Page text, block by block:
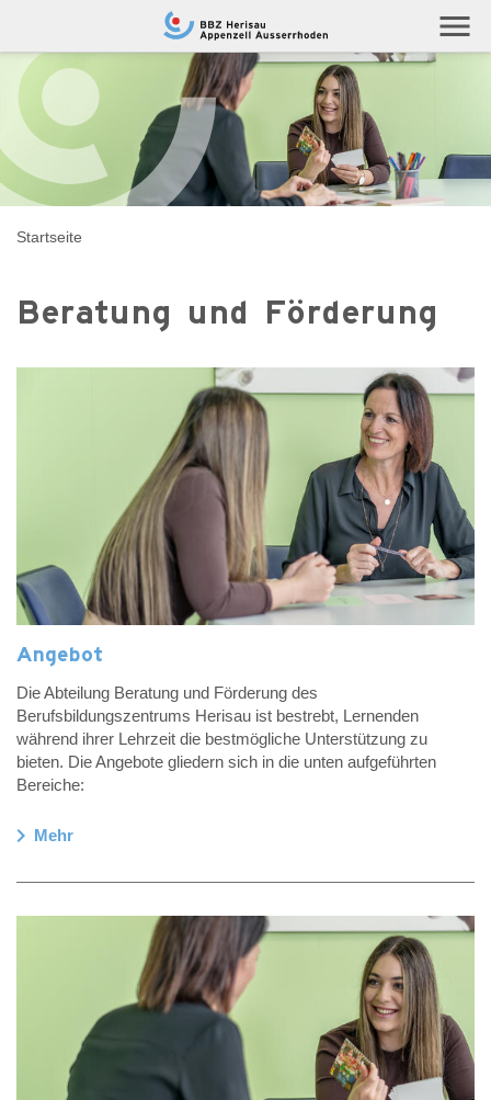
Navigieren auf berufsschule.ch menu
Startseite
Beratung und Förderung
Angebot
Die Abteilung Beratung und Förderung des
Berufsbildungszentrums Herisau ist bestrebt, Lernenden
während ihrer Lehrzeit die bestmögliche Unterstützung zu
bieten. Die Angebote gliedern sich in die unten aufgeführten
Bereiche:
chevron_right Mehr